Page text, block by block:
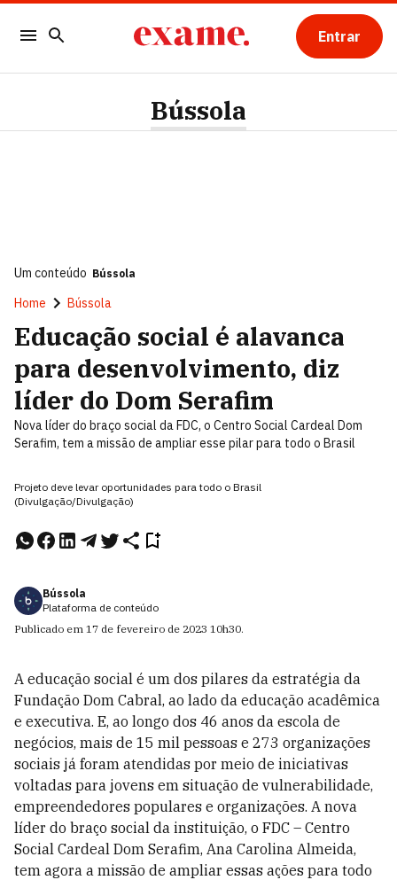
Entrar
Bússola
Um conteúdo Bússola
Home Bússola
Educação social é alavanca
para desenvolvimento, diz
líder do Dom Serafim
Nova líder do braço social da FDC, o Centro Social Cardeal Dom
Serafim, tem a missão de ampliar esse pilar para todo o Brasil
Projeto deve levar oportunidades para todo o Brasil
(Divulgação/Divulgação)
Bússola
Plataforma de conteúdo
Publicado em 17 de fevereiro de 2023 10h30.
A educação social é um dos pilares da estratégia da
Fundação Dom Cabral, ao lado da educação acadêmica
e executiva. E, ao longo dos 46 anos da escola de
negócios, mais de 15 mil pessoas e 273 organizações
sociais já foram atendidas por meio de iniciativas
voltadas para jovens em situação de vulnerabilidade,
empreendedores populares e organizações. A nova
líder do braço social da instituição, o FDC – Centro
Social Cardeal Dom Serafim, Ana Carolina Almeida,
tem agora a missão de ampliar essas ações para todo